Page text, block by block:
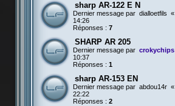
sharp AR-122 E N
Dernier message par dialloetfils «
14:26
Réponses : 7
SHARP AR 205
Dernier message par crokychips
10:37
Réponses : 1
sharp AR-153 EN
Dernier message par abdou14r «
22:22
Réponses : 2